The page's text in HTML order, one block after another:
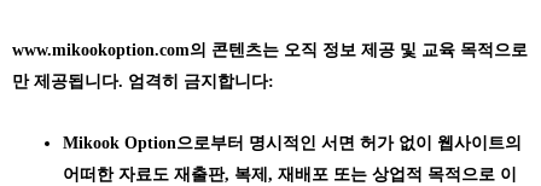
www.mikookoption.com의 콘텐츠는 오직 정보 제공 및 교육 목적으로
만 제공됩니다. 엄격히 금지합니다:
Mikook Option으로부터 명시적인 서면 허가 없이 웹사이트의
어떠한 자료도 재출판, 복제, 재배포 또는 상업적 목적으로 이